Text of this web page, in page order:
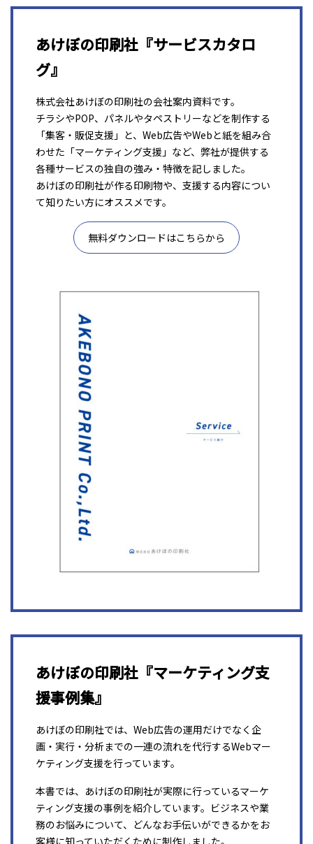
あけぼの印刷社『サービスカタロ
グ』
株式会社あけぼの印刷社の会社案内資料です。
チラシやPOP、パネルやタペストリーなどを制作する
「集客・販促支援」と、Web広告やWebと紙を組み合
わせた「マーケティング支援」など、弊社が提供する
各種サービスの独自の強み・特徴を記しました。
あけぼの印刷社が作る印刷物や、支援する内容につい
て知りたい方にオススメです。
無料ダウンロードはこちらから
あけぼの印刷社『マーケティング支
援事例集』
あけぼの印刷社では、Web広告の運用だけでなく企
画・実行・分析までの一連の流れを代行するWebマー
ケティング支援を行っています。
本書では、あけぼの印刷社が実際に行っているマーケ
ティング支援の事例を紹介しています。ビジネスや業
務のお悩みについて、どんなお手伝いができるかをお
客様に知っていただくために制作しました。